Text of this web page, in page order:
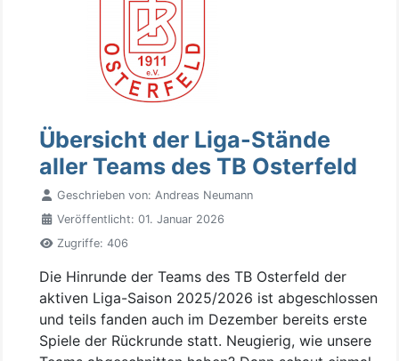
Übersicht der Liga-Stände
aller Teams des TB Osterfeld
Geschrieben von: Andreas Neumann
Veröffentlicht: 01. Januar 2026
Zugriffe: 406
Die Hinrunde der Teams des TB Osterfeld der
aktiven Liga-Saison 2025/2026 ist abgeschlossen
und teils fanden auch im Dezember bereits erste
Spiele der Rückrunde statt. Neugierig, wie unsere